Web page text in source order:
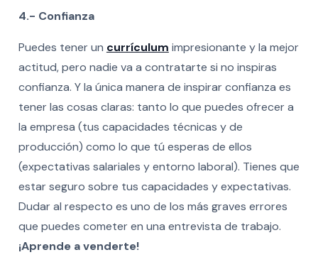
4.- Confianza
Puedes tener un currículum impresionante y la mejor
actitud, pero nadie va a contratarte si no inspiras
confianza. Y la única manera de inspirar confianza es
tener las cosas claras: tanto lo que puedes ofrecer a
la empresa (tus capacidades técnicas y de
producción) como lo que tú esperas de ellos
(expectativas salariales y entorno laboral). Tienes que
estar seguro sobre tus capacidades y expectativas.
Dudar al respecto es uno de los más graves errores
que puedes cometer en una entrevista de trabajo.
¡Aprende a venderte!